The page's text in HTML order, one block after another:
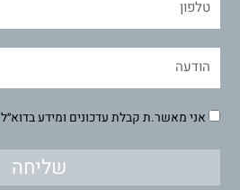
אני מאשר.ת קבלת עדכונים ומידע בדוא״ל
שליחה